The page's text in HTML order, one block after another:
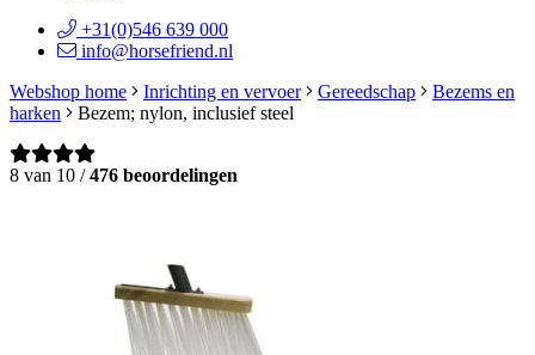
+31(0)546 639 000
info@horsefriend.nl
Webshop home
Inrichting en vervoer Gereedschap
Bezems en
harken
Bezem; nylon, inclusief steel
8 van 10 /476 beoordelingen